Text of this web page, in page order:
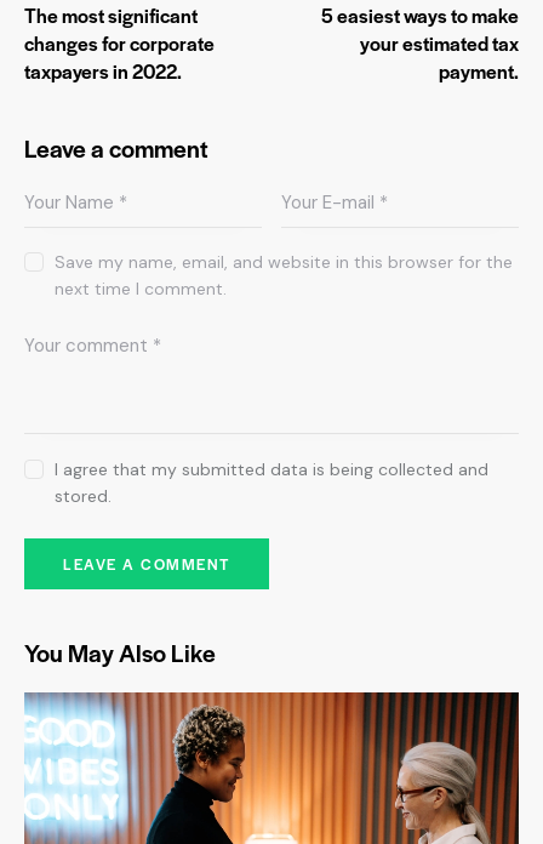
The most significant
changes for corporate
taxpayers in 2022.
5 easiest ways to make
your estimated tax
payment.
Leave a comment
Save my name, email, and website in this browser for the
next time I comment.
I agree that my submitted data is being collected and
stored.
You May Also Like